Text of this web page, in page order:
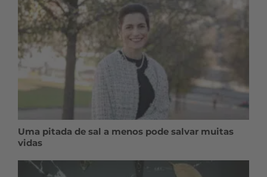
Uma pitada de sal a menos pode salvar muitas
vidas